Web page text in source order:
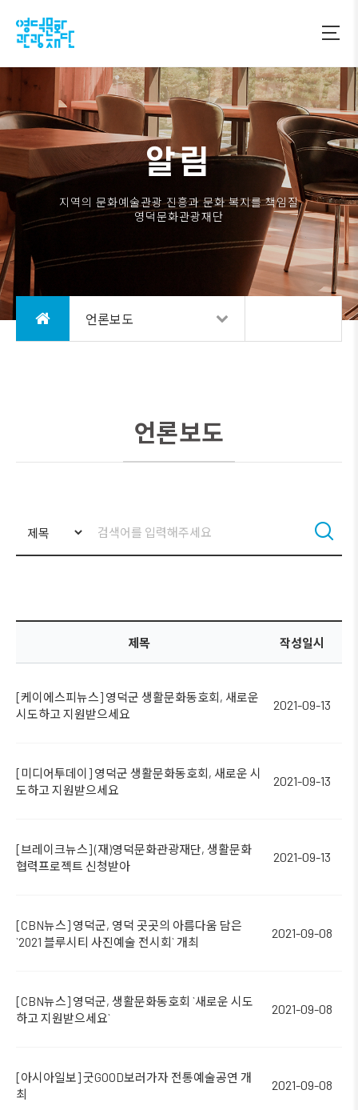
알림
지역의 문화예술관광 진흥과 문화 복지를 책임질
영덕문화관광재단
언론보도
언론보도
제목 작성일시
[케이에스피뉴스] 영덕군 생활문화동호회, 새로운
시도하고 지원받으세요
2021-09-13
[미디어투데이] 영덕군 생활문화동호회, 새로운 시
도하고 지원받으세요
2021-09-13
[브레이크뉴스] (재)영덕문화관광재단, 생활문화
협력프로젝트 신청받아
2021-09-13
[CBN뉴스] 영덕군, 영덕 곳곳의 아름다움 담은
`2021 블루시티 사진예술 전시회` 개최
2021-09-08
[CBN뉴스] 영덕군, 생활문화동호회 `새로운 시도
하고 지원받으세요`
2021-09-08
[아시아일보] 굿GOOD보러가자 전통예술공연 개
최
2021-09-08